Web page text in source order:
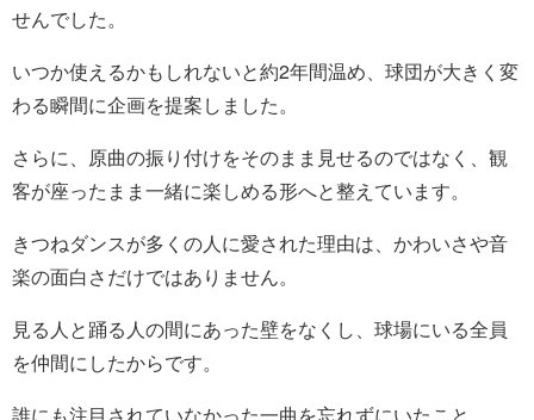
せんでした。
いつか使えるかもしれないと約2年間温め、球団が大きく変
わる瞬間に企画を提案しました。
さらに、原曲の振り付けをそのまま見せるのではなく、観
客が座ったまま一緒に楽しめる形へと整えています。
きつねダンスが多くの人に愛された理由は、かわいさや音
楽の面白さだけではありません。
見る人と踊る人の間にあった壁をなくし、球場にいる全員
を仲間にしたからです。
誰にも注目されていなかった一曲を忘れずにいたこと。